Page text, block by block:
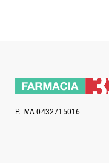
P. IVA 0432715016